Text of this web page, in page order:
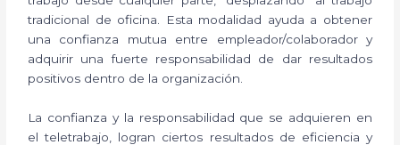
tradicional de oficina. Esta modalidad ayuda a obtener
una confianza mutua entre empleador/colaborador y
adquirir una fuerte responsabilidad de dar resultados
positivos dentro de la organización.
La confianza y la responsabilidad que se adquieren en
el teletrabajo, logran ciertos resultados de eficiencia y